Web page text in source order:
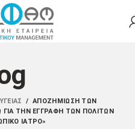
/ ΑΠΟΖΗΜΊΩΣΗ ΤΩΝ
ΤΗΝ ΕΓΓΡΑΦΉ ΤΩΝ ΠΟΛΙΤΏΝ
ΙΑΤΡΌ»